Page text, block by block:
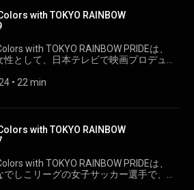
with TOKYO RAINBOW
with TOKYO RAINBOW PRIDEは、
性として、日本テレビで映画プロデュ
• 22 min
with TOKYO RAINBOW
with TOKYO RAINBOW PRIDEは、
しこリーグの女子サッカー選手で、